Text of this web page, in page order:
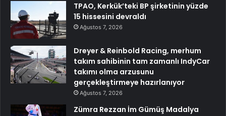
TPAO, Kerkük’teki BP şirketinin yüzde
15 hissesini devraldı
Ağustos 7, 2026
Dreyer & Reinbold Racing, merhum
takım sahibinin tam zamanlı IndyCar
takımı olma arzusunu
gerçekleştirmeye hazırlanıyor
Ağustos 7, 2026
Zümra Rezzan İm Gümüş Madalya